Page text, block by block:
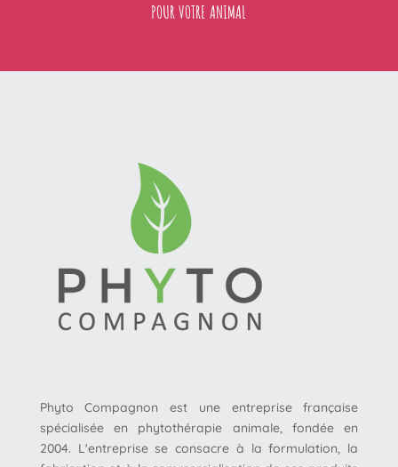
POUR VOTRE ANIMAL
Phyto Compagnon est une entreprise française
spécialisée en phytothérapie animale, fondée en
2004. L'entreprise se consacre à la formulation, la